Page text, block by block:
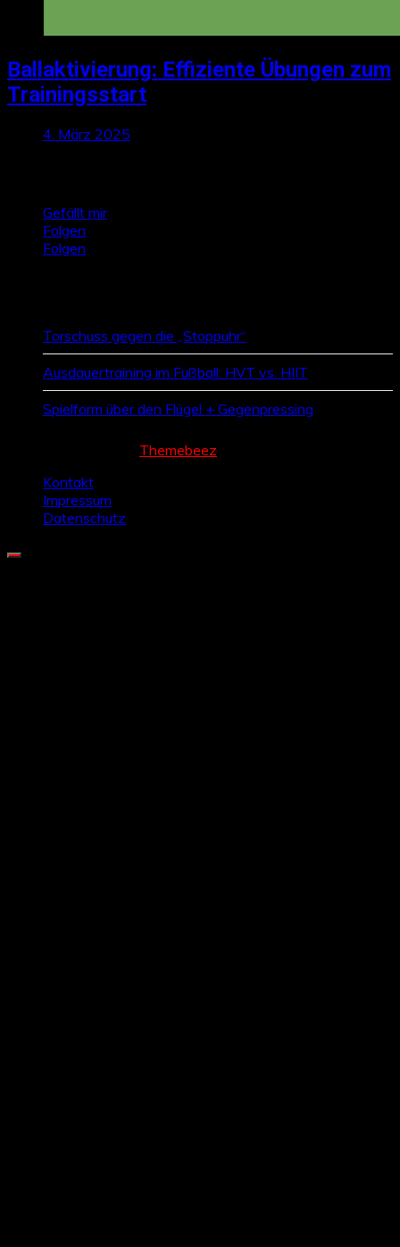
Ballaktivierung: Effiziente Übungen zum
Trainingsstart
4. März 2025
Gefällt mir
Folgen
Folgen
Torschuss gegen die „Stoppuhr“
Ausdauertraining im Fußball: HVT vs. HIIT
Spielform über den Flügel + Gegenpressing
Themebeez
Kontakt
Impressum
Datenschutz